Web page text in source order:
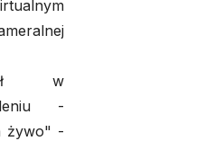
w
-
żywo" -